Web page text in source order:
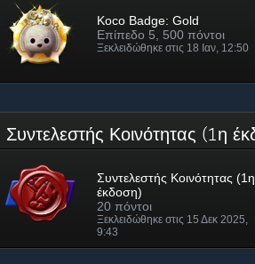
Koco Badge: Gold
Επίπεδο 5, 500 πόντοι
Ξεκλειδώθηκε στις 18 Ιαν, 12:50
Συντελεστής Κοινότητας (1η
Συντελεστής Κοινότητας (1η
έκδοση)
20 πόντοι
Ξεκλειδώθηκε στις 15 Δεκ 2025,
9:43